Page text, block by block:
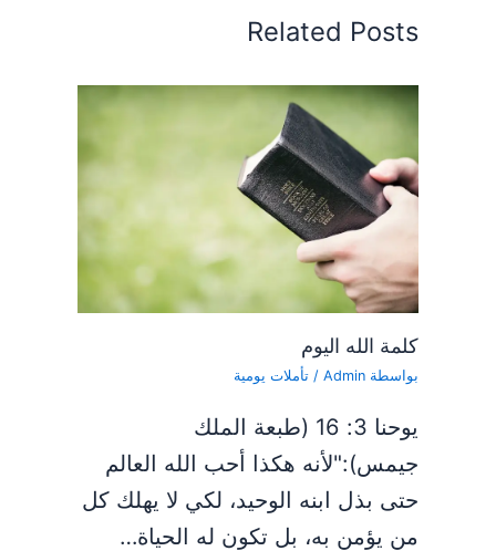
Related Posts
كلمة الله اليوم
بواسطة Admin
/تأملات يومية
يوحنا 3: 16 (طبعة الملك
جيمس):"لأنه هكذا أحب الله العالم
حتى بذل ابنه الوحيد، لكي لا يهلك كل
من يؤمن به، بل تكون له الحياة…